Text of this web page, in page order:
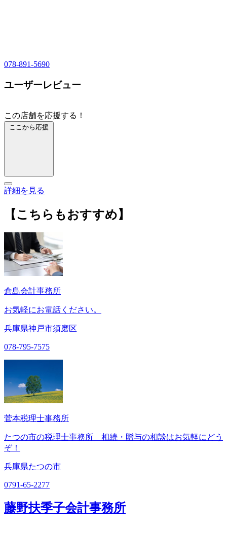
078-891-5690
ユーザーレビュー
この店舗を応援する！
ここから応援
詳細を見る
【こちらもおすすめ】
倉島会計事務所
お気軽にお電話ください。
兵庫県神戸市須磨区
078-795-7575
菅本税理士事務所
たつの市の税理士事務所 相続・贈与の相談はお気軽にどう
ぞ！
兵庫県たつの市
0791-65-2277
藤野扶季子会計事務所